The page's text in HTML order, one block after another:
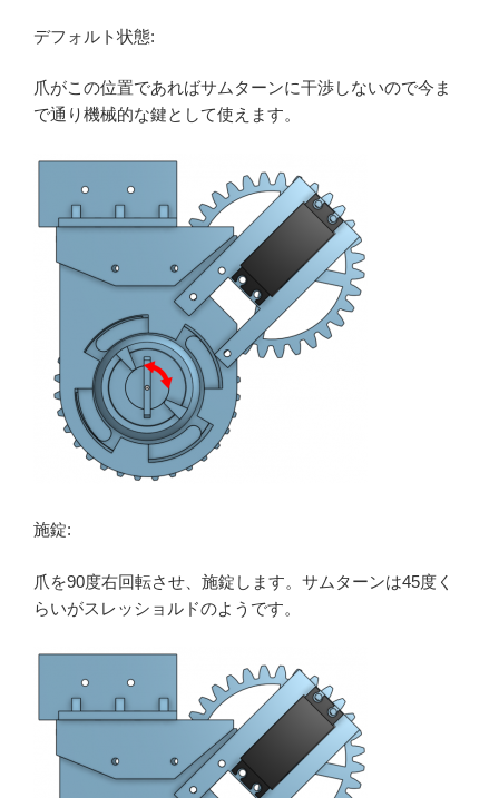
デフォルト状態:
爪がこの位置であればサムターンに干渉しないので今ま
で通り機械的な鍵として使えます。
施錠:
爪を90度右回転させ、施錠します。サムターンは45度く
らいがスレッショルドのようです。